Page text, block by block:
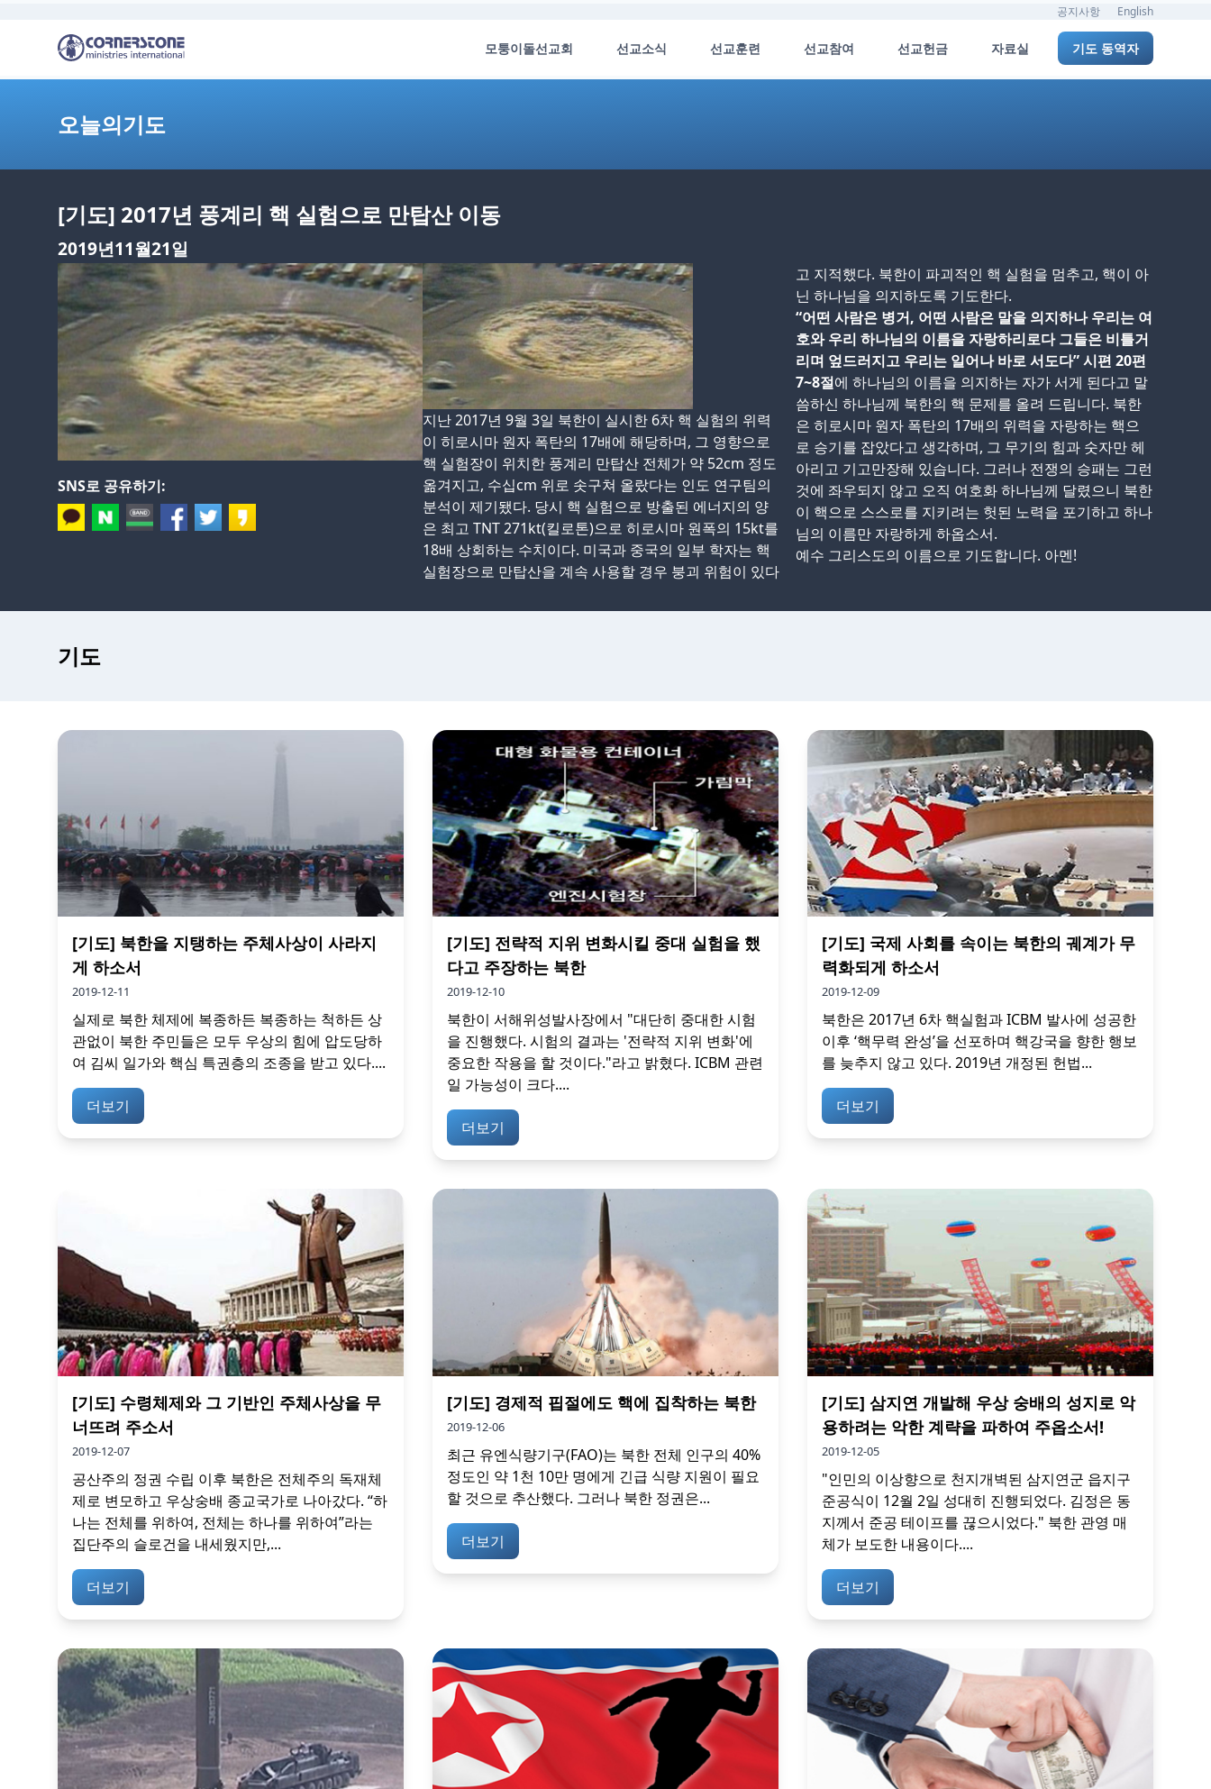
공지사항 English
모퉁이돌선교회 선교소식 선교훈련 선교참여 선교헌금 자료실 기도 동역자
오늘의기도
[기도] 2017년 풍계리 핵 실험으로 만탑산 이동
2019년11월21일
SNS로 공유하기:
지난 2017년 9월 3일 북한이 실시한 6차 핵 실험의 위력
이 히로시마 원자 폭탄의 17배에 해당하며, 그 영향으로
핵 실험장이 위치한 풍계리 만탑산 전체가 약 52cm 정도
옮겨지고, 수십cm 위로 솟구쳐 올랐다는 인도 연구팀의
분석이 제기됐다. 당시 핵 실험으로 방출된 에너지의 양
은 최고 TNT 271kt(킬로톤)으로 히로시마 원폭의 15kt를
18배 상회하는 수치이다. 미국과 중국의 일부 학자는 핵
실험장으로 만탑산을 계속 사용할 경우 붕괴 위험이 있다
고 지적했다. 북한이 파괴적인 핵 실험을 멈추고, 핵이 아
닌 하나님을 의지하도록 기도한다.
“어떤 사람은 병거, 어떤 사람은 말을 의지하나 우리는 여
호와 우리 하나님의 이름을 자랑하리로다 그들은 비틀거
리며 엎드러지고 우리는 일어나 바로 서도다” 시편 20편
7~8절에 하나님의 이름을 의지하는 자가 서게 된다고 말
씀하신 하나님께 북한의 핵 문제를 올려 드립니다. 북한
은 히로시마 원자 폭탄의 17배의 위력을 자랑하는 핵으
로 승기를 잡았다고 생각하며, 그 무기의 힘과 숫자만 헤
아리고 기고만장해 있습니다. 그러나 전쟁의 승패는 그런
것에 좌우되지 않고 오직 여호화 하나님께 달렸으니 북한
이 핵으로 스스로를 지키려는 헛된 노력을 포기하고 하나
님의 이름만 자랑하게 하옵소서.
예수 그리스도의 이름으로 기도합니다. 아멘!
기도
[기도] 북한을 지탱하는 주체사상이 사라지
게 하소서
2019-12-11
실제로 북한 체제에 복종하든 복종하는 척하든 상
관없이 북한 주민들은 모두 우상의 힘에 압도당하
여 김씨 일가와 핵심 특권층의 조종을 받고 있다....
더보기
[기도] 전략적 지위 변화시킬 중대 실험을 했
다고 주장하는 북한
2019-12-10
북한이 서해위성발사장에서 "대단히 중대한 시험
을 진행했다. 시험의 결과는 '전략적 지위 변화'에
중요한 작용을 할 것이다."라고 밝혔다. ICBM 관련
일 가능성이 크다....
더보기
[기도] 국제 사회를 속이는 북한의 궤계가 무
력화되게 하소서
2019-12-09
북한은 2017년 6차 핵실험과 ICBM 발사에 성공한
이후 ‘핵무력 완성’을 선포하며 핵강국을 향한 행보
를 늦추지 않고 있다. 2019년 개정된 헌법...
더보기
[기도] 수령체제와 그 기반인 주체사상을 무
너뜨려 주소서
2019-12-07
공산주의 정권 수립 이후 북한은 전체주의 독재체
제로 변모하고 우상숭배 종교국가로 나아갔다. “하
나는 전체를 위하여, 전체는 하나를 위하여”라는
집단주의 슬로건을 내세웠지만,...
더보기
[기도] 경제적 핍절에도 핵에 집착하는 북한
2019-12-06
최근 유엔식량기구(FAO)는 북한 전체 인구의 40%
정도인 약 1천 10만 명에게 긴급 식량 지원이 필요
할 것으로 추산했다. 그러나 북한 정권은...
더보기
[기도] 삼지연 개발해 우상 숭배의 성지로 악
용하려는 악한 계략을 파하여 주옵소서!
2019-12-05
"인민의 이상향으로 천지개벽된 삼지연군 읍지구
준공식이 12월 2일 성대히 진행되었다. 김정은 동
지께서 준공 테이프를 끊으시었다." 북한 관영 매
체가 보도한 내용이다....
더보기